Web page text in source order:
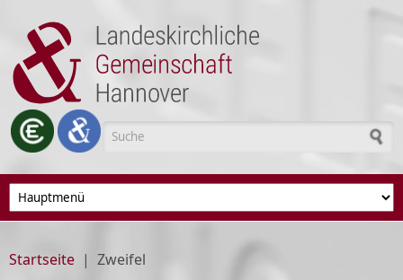
Suchformular
Startseite | Zweifel